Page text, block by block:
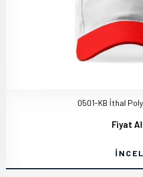
0501-KB İthal
Fiyat